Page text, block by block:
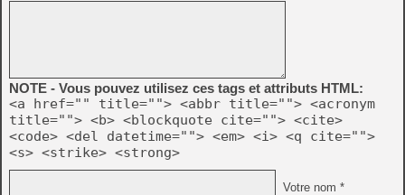
NOTE - Vous pouvez utilisez ces tags et attributs HTML:
<a href="" title=""> <abbr title=""> <acronym
title=""> <b> <blockquote cite=""> <cite>
<code> <del datetime=""> <em> <i> <q cite="">
<s> <strike> <strong>
Votre nom *